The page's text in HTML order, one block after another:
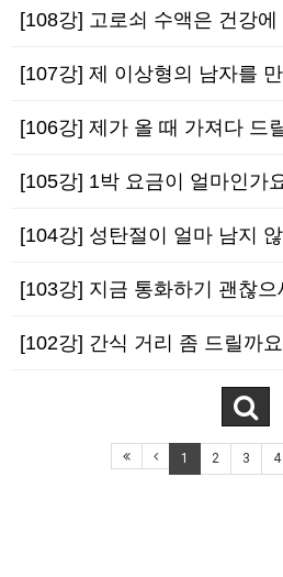
[108강] 고로쇠 수액은 건강에 좋은 것으로 알
[107강] 제 이상형의 남자를 만난 것 같
[106강] 제가 올 때 가져다 드릴 것 있으세
[105강] 1박 요금이 얼마인가요?
[104강] 성탄절이 얼마 남지 않았네요!
[103강] 지금 통화하기 괜찮으세요? Is
[102강] 간식 거리 좀 드릴까요?
1 2 3 4